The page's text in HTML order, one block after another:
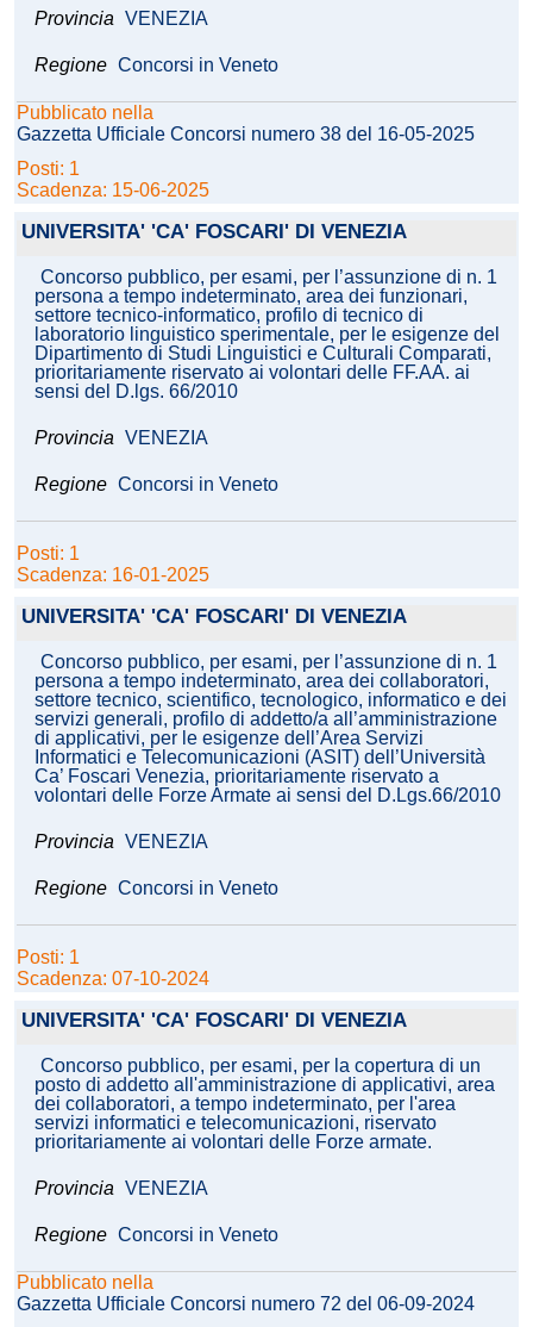
Provincia VENEZIA
Regione Concorsi in Veneto
Pubblicato nella
Gazzetta Ufficiale Concorsi numero 38 del 16-05-2025
Posti: 1
Scadenza: 15-06-2025
UNIVERSITA' 'CA' FOSCARI' DI VENEZIA
Concorso pubblico, per esami, per l’assunzione di n. 1
persona a tempo indeterminato, area dei funzionari,
settore tecnico-informatico, profilo di tecnico di
laboratorio linguistico sperimentale, per le esigenze del
Dipartimento di Studi Linguistici e Culturali Comparati,
prioritariamente riservato ai volontari delle FF.AA. ai
sensi del D.lgs. 66/2010
Provincia VENEZIA
Regione Concorsi in Veneto
Posti: 1
Scadenza: 16-01-2025
UNIVERSITA' 'CA' FOSCARI' DI VENEZIA
Concorso pubblico, per esami, per l’assunzione di n. 1
persona a tempo indeterminato, area dei collaboratori,
settore tecnico, scientifico, tecnologico, informatico e dei
servizi generali, profilo di addetto/a all’amministrazione
di applicativi, per le esigenze dell’Area Servizi
Informatici e Telecomunicazioni (ASIT) dell’Università
Ca’ Foscari Venezia, prioritariamente riservato a
volontari delle Forze Armate ai sensi del D.Lgs.66/2010
Provincia VENEZIA
Regione Concorsi in Veneto
Posti: 1
Scadenza: 07-10-2024
UNIVERSITA' 'CA' FOSCARI' DI VENEZIA
Concorso pubblico, per esami, per la copertura di un
posto di addetto all'amministrazione di applicativi, area
dei collaboratori, a tempo indeterminato, per l'area
servizi informatici e telecomunicazioni, riservato
prioritariamente ai volontari delle Forze armate.
Provincia VENEZIA
Regione Concorsi in Veneto
Pubblicato nella
Gazzetta Ufficiale Concorsi numero 72 del 06-09-2024